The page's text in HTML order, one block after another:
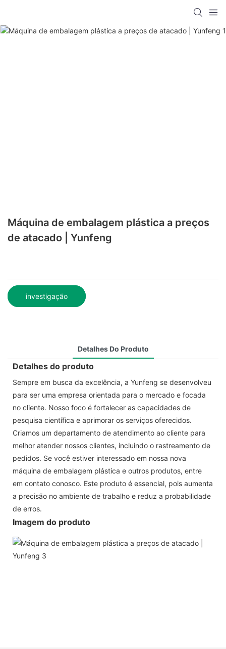
Máquina de embalagem plástica a preços
de atacado | Yunfeng
investigação
Detalhes Do Produto
Detalhes do produto
Sempre em busca da excelência, a Yunfeng se desenvolveu
para ser uma empresa orientada para o mercado e focada
no cliente. Nosso foco é fortalecer as capacidades de
pesquisa científica e aprimorar os serviços oferecidos.
Criamos um departamento de atendimento ao cliente para
melhor atender nossos clientes, incluindo o rastreamento de
pedidos. Se você estiver interessado em nossa nova
máquina de embalagem plástica e outros produtos, entre
em contato conosco. Este produto é essencial, pois aumenta
a precisão no ambiente de trabalho e reduz a probabilidade
de erros.
Imagem do produto